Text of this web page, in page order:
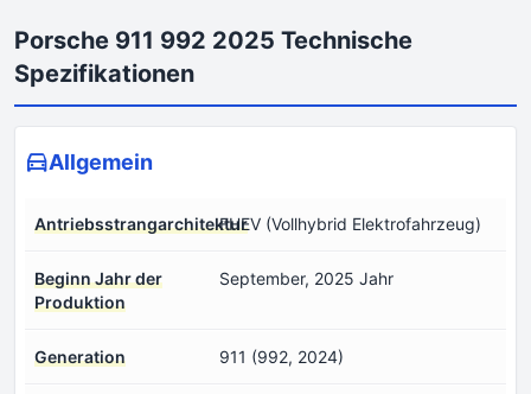
Porsche 911 992 2025 Technische
Spezifikationen
Allgemein
AntriebsstrangarchitekturFHEV (Vollhybrid Elektrofahrzeug)
Beginn Jahr der
Produktion
September, 2025 Jahr
Generation 911 (992, 2024)